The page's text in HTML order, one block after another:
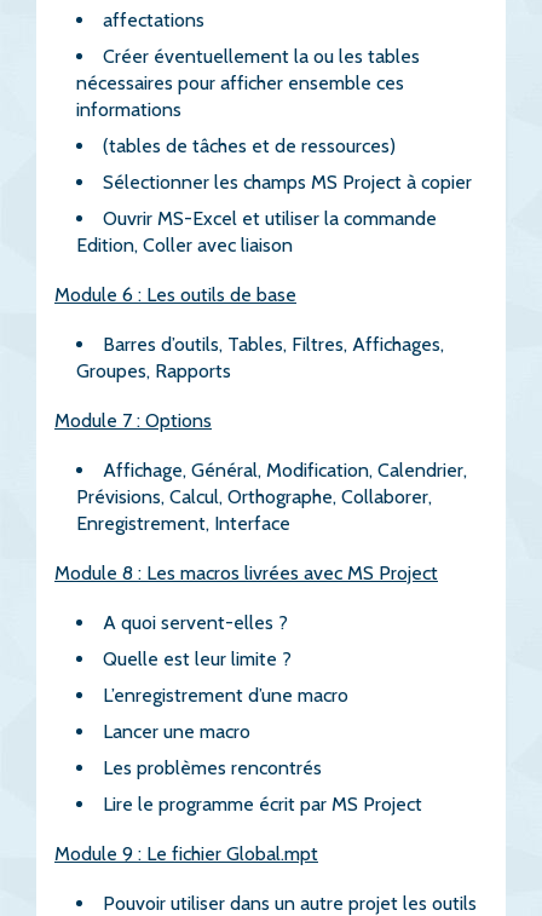
affectations
Créer éventuellement la ou les tables
nécessaires pour afficher ensemble ces
informations
(tables de tâches et de ressources)
Sélectionner les champs MS Project à copier
Ouvrir MS-Excel et utiliser la commande
Edition, Coller avec liaison
Module 6 : Les outils de base
Barres d’outils, Tables, Filtres, Affichages,
Groupes, Rapports
Module 7 : Options
Affichage, Général, Modification, Calendrier,
Prévisions, Calcul, Orthographe, Collaborer,
Enregistrement, Interface
Module 8 : Les macros livrées avec MS Project
A quoi servent-elles ?
Quelle est leur limite ?
L’enregistrement d’une macro
Lancer une macro
Les problèmes rencontrés
Lire le programme écrit par MS Project
Module 9 : Le fichier Global.mpt
Pouvoir utiliser dans un autre projet les outils